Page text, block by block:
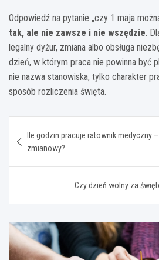
Odpowiedź na pytanie „czy 1 maja
tak, ale nie zawsze i nie wszędzie.
legalny dyżur, zmiana albo obsługa
dzień, w którym praca nie powinna być
nie nazwa stanowiska, tylko charakter
sposób rozliczenia święta.
wpisu
Ile godzin pracuje ratownik medyczny
zmianowy?
Czy dzień wolny za